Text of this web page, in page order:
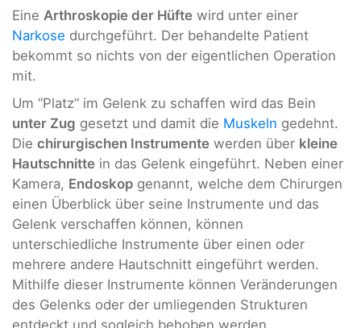
Eine Arthroskopie der Hüfte wird unter einer
Narkose durchgeführt. Der behandelte Patient
bekommt so nichts von der eigentlichen Operation
mit.
Um “Platz“ im Gelenk zu schaffen wird das Bein
unter Zug gesetzt und damit die Muskeln gedehnt.
Die chirurgischen Instrumente werden über kleine
Hautschnitte in das Gelenk eingeführt. Neben einer
Kamera, Endoskop genannt, welche dem Chirurgen
einen Überblick über seine Instrumente und das
Gelenk verschaffen können, können
unterschiedliche Instrumente über einen oder
mehrere andere Hautschnitt eingeführt werden.
Mithilfe dieser Instrumente können Veränderungen
des Gelenks oder der umliegenden Strukturen
entdeckt und sogleich behoben werden.